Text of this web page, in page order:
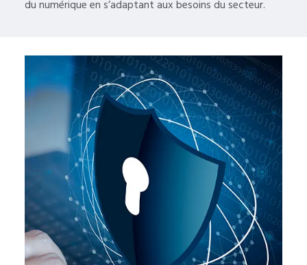
du numérique en s’adaptant aux besoins du secteur.